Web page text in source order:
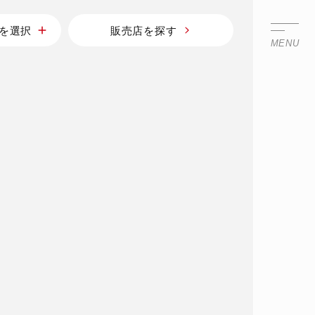
MENU
選択 販売店を探す